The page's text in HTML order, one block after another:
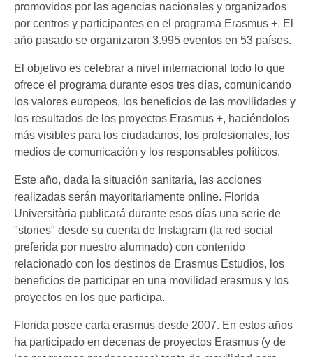
promovidos por las agencias nacionales y organizados
por centros y participantes en el programa Erasmus +. El
año pasado se organizaron 3.995 eventos en 53 países.
El objetivo es celebrar a nivel internacional todo lo que
ofrece el programa durante esos tres días, comunicando
los valores europeos, los beneficios de las movilidades y
los resultados de los proyectos Erasmus +, haciéndolos
más visibles para los ciudadanos, los profesionales, los
medios de comunicación y los responsables políticos.
Este año, dada la situación sanitaria, las acciones
realizadas serán mayoritariamente online. Florida
Universitària publicará durante esos días una serie de
"stories" desde su cuenta de Instagram (la red social
preferida por nuestro alumnado) con contenido
relacionado con los destinos de Erasmus Estudios, los
beneficios de participar en una movilidad erasmus y los
proyectos en los que participa.
Florida posee carta erasmus desde 2007. En estos años
ha participado en decenas de proyectos Erasmus (y de